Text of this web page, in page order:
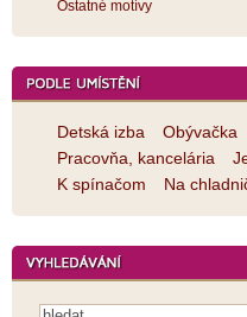
Ostatné motívy
Detská izba Obývačka
Pracovňa, kancelária
K spínačom
Na